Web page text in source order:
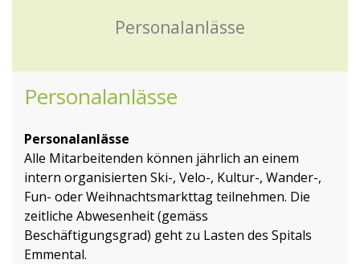
Personalanlässe
Personalanlässe
Personalanlässe
Alle Mitarbeitenden können jährlich an einem
intern organisierten Ski-, Velo-, Kultur-, Wander-,
Fun- oder Weihnachtsmarkttag teilnehmen. Die
zeitliche Abwesenheit (gemäss
Beschäftigungsgrad) geht zu Lasten des Spitals
Emmental.